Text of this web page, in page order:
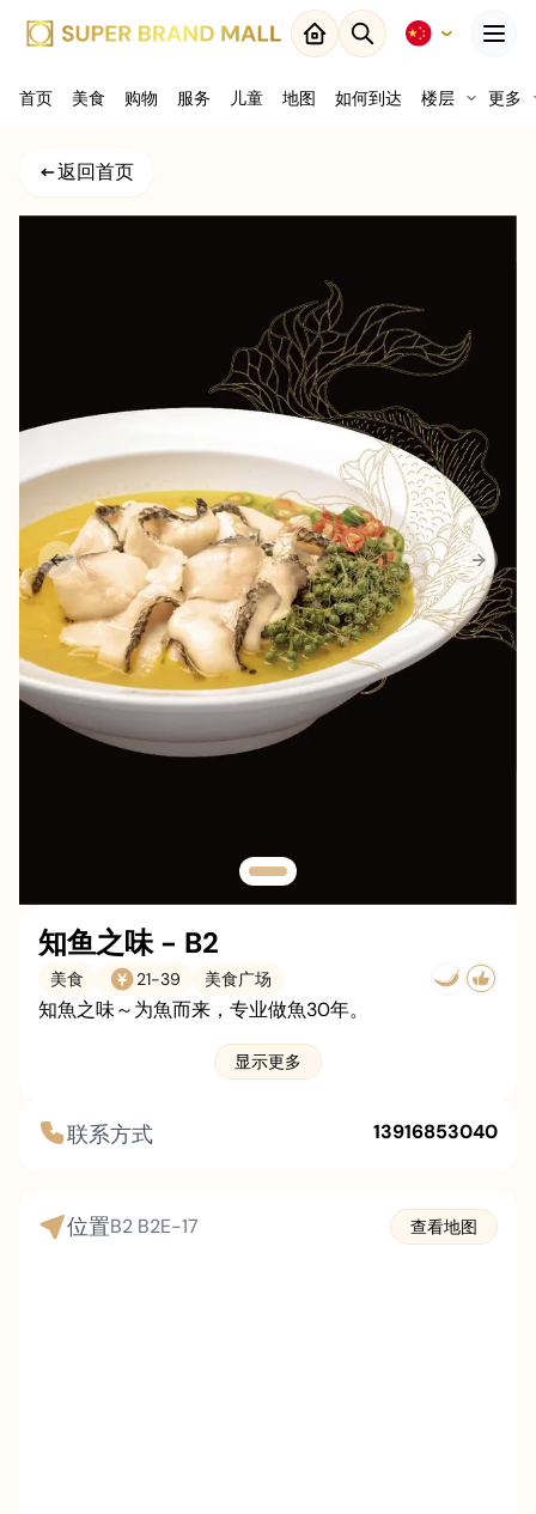
Menu
返回
结果
更多
职业 关于我们 联系我们 停车
关闭
首页 美食 购物 服务 儿童 地图 如何到达 楼层 更多
返回首页
Previous slide Next
知鱼之味 - B2
美食 21-39 美食广场
知魚之味～为魚而来，专业做魚30年。
显示更多
联系方式 13916853040
位置B2 B2E-17 查看地图